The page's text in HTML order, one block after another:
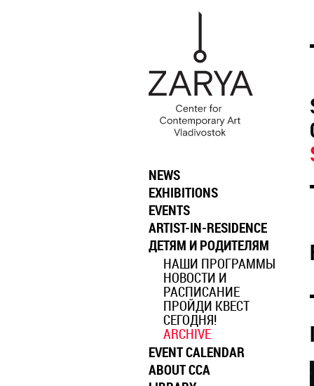
NEWS
EXHIBITIONS
EVENTS
ARTIST-IN-RESIDENCE
ДЕТЯМ И РОДИТЕЛЯМ
НАШИ ПРОГРАММЫ
НОВОСТИ И
РАСПИСАНИЕ
ПРОЙДИ КВЕСТ
СЕГОДНЯ!
ARCHIVE
EVENT CALENDAR
ABOUT CCA